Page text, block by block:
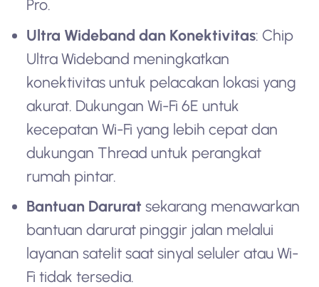
Pro.
Ultra Wideband dan Konektivitas: Chip
Ultra Wideband meningkatkan
konektivitas untuk pelacakan lokasi yang
akurat. Dukungan Wi-Fi 6E untuk
kecepatan Wi-Fi yang lebih cepat dan
dukungan Thread untuk perangkat
rumah pintar.
Bantuan Darurat sekarang menawarkan
bantuan darurat pinggir jalan melalui
layanan satelit saat sinyal seluler atau Wi-
Fi tidak tersedia.